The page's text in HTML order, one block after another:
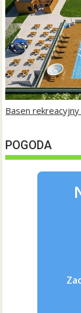
Basen
POGODA